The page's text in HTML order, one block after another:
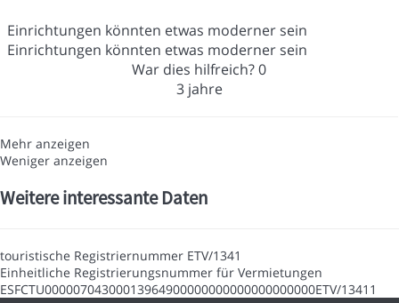
Einrichtungen könnten etwas moderner sein
Einrichtungen könnten etwas moderner sein
War dies hilfreich?0
3 jahre
Mehr anzeigen
Weniger anzeigen
Weitere interessante Daten
touristische Registriernummer ETV/1341
Einheitliche Registrierungsnummer für Vermietungen
ESFCTU00000704300013964900000000000000000000ETV/13411